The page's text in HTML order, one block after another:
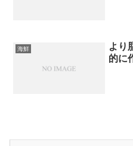
海鮮
より
的に